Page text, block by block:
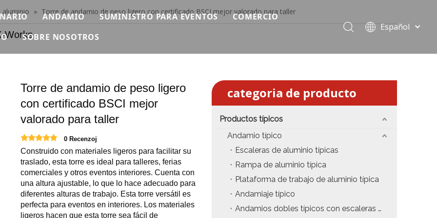
africanas
modular
Escenario de hierro
Etapa redonda
Escenario cuadrado
Escenario de pista
Escenario al aire libre
Productos de escenario relevantes
ANDAMIO
Andamio individual
Andamio Doble Con Escalera Subida
Andamio doble con escalera de mano
Andamio doble con escalera de 45 grados.
Escaleras de aluminio
Plataforma de trabajo de aluminio
SUMINISTRO PARA EVENTOS
VUELO
Carpa para eventos
Mesas y Sillas para Eventos
Pantalla LED para eventos
Suministros para eventos
Necesidades de eventos de fiesta
COMERCIO
Precio de la etapa del evento
Precio del armazón de iluminación estándar
Precio de la armadura del techo
Precio de productos relevantes de armadura
Precio de iluminación de escenario
Precio del sonido del escenario
Precio de necesidades de eventos
SOBRE NOSOTROS
Exposición
Noticias
Español
Pусский
العربية
aluminio » Torre de andamio de peso ligero con certificado BSCI mejor valorado para taller
Torre de andamio de peso ligero
con certificado BSCI mejor
valorado para taller
0 Recenzoj
Construido con materiales ligeros para facilitar su
traslado, esta torre es ideal para talleres, ferias
comerciales y otros eventos interiores. Cuenta con
una altura ajustable, lo que lo hace adecuado para
diferentes alturas de trabajo. Esta torre versátil es
perfecta para eventos en interiores. Los materiales
ligeros hacen que esta torre sea fácil de
categoria de producto
Productos típicos
Andamio típico
Escaleras de aluminio típicas
Rampa de aluminio típica
Plataforma de trabajo de aluminio típica
Andamiaje típico
Andamios dobles típicos con escaleras colgantes